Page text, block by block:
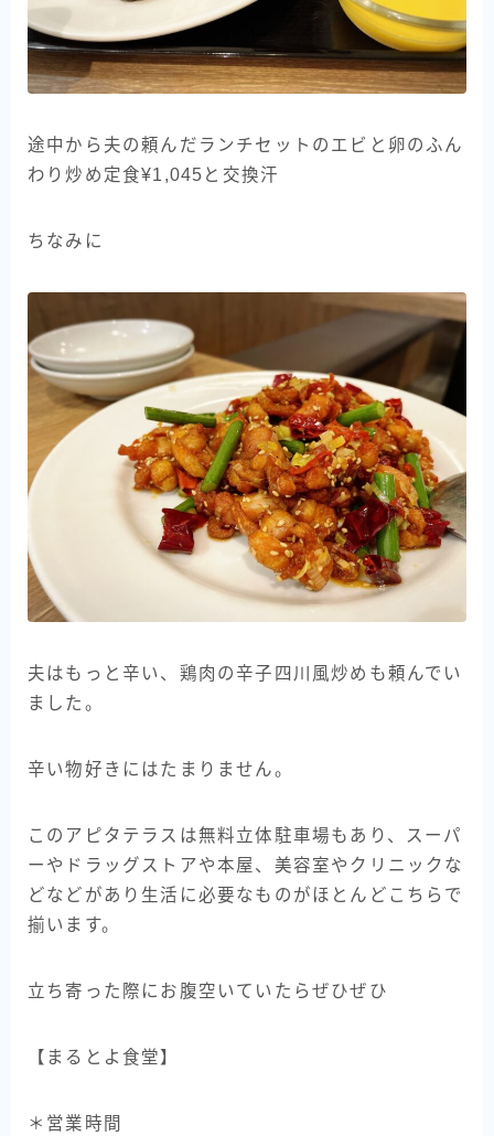
途中から夫の頼んだランチセットのエビと卵のふん
わり炒め定食¥1,045と交換汗
ちなみに
夫はもっと辛い、鶏肉の辛子四川風炒めも頼んでい
ました。
辛い物好きにはたまりません。
このアピタテラスは無料立体駐車場もあり、スーパ
ーやドラッグストアや本屋、美容室やクリニックな
どなどがあり生活に必要なものがほとんどこちらで
揃います。
立ち寄った際にお腹空いていたらぜひぜひ
【まるとよ食堂】
＊営業時間